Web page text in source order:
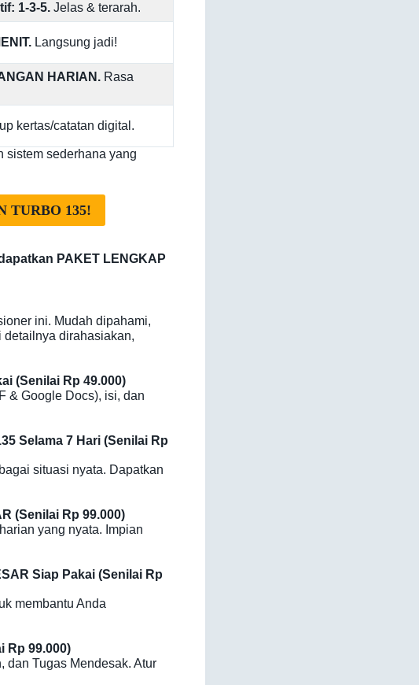
1-3-5. Jelas & terarah.
Langsung jadi!
HARIAN. Rasa
kertas/catatan digital.
sistem sederhana yang
TURBO 135!
PAKET LENGKAP
ini. Mudah dipahami,
detailnya dirahasiakan,
(Senilai Rp 49.000)
& Google Docs), isi, dan
Selama 7 Hari (Senilai Rp
situasi nyata. Dapatkan
(Senilai Rp 99.000)
yang nyata. Impian
Siap Pakai (Senilai Rp
membantu Anda
Rp 99.000)
dan Tugas Mendesak. Atur